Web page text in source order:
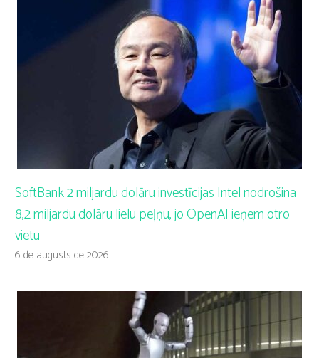
SoftBank 2 miljardu dolāru investīcijas Intel nodrošina
8,2 miljardu dolāru lielu peļņu, jo OpenAI ieņem otro
vietu
6 de augusts de 2026